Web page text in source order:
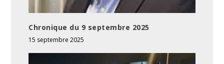
Chronique du 9 septembre 2025
15 septembre 2025